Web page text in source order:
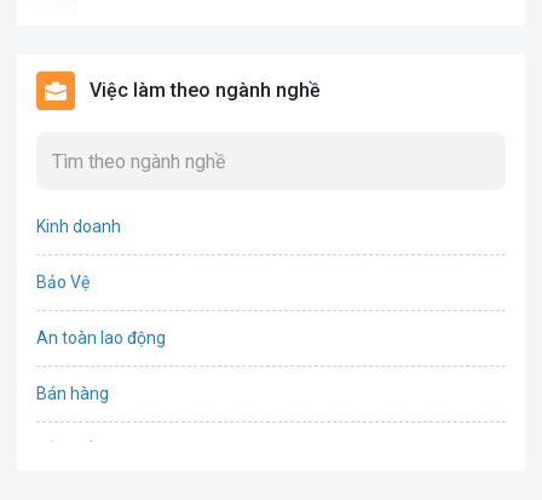
Việc làm theo ngành nghề
Kinh doanh
Bảo Vệ
An toàn lao động
Bán hàng